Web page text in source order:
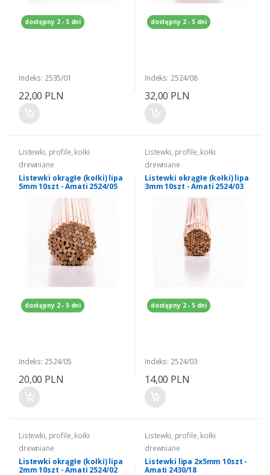
dostępny 2 - 5 dni
Indeks: 2535/01
22,00 PLN
dostępny 2 - 5 dni
Indeks: 2524/08
32,00 PLN
Listewki, profile, kołki
drewniane
Listewki okrągłe (kołki) lipa
5mm 10szt - Amati 2524/05
dostępny 2 - 5 dni
Indeks: 2524/05
20,00 PLN
Listewki, profile, kołki
drewniane
Listewki okrągłe (kołki) lipa
3mm 10szt - Amati 2524/03
dostępny 2 - 5 dni
Indeks: 2524/03
14,00 PLN
Listewki, profile, kołki
drewniane
Listewki okrągłe (kołki) lipa
2mm 10szt - Amati 2524/02
Listewki, profile, kołki
drewniane
Listewki lipa 2x5mm 10szt -
Amati 2430/18